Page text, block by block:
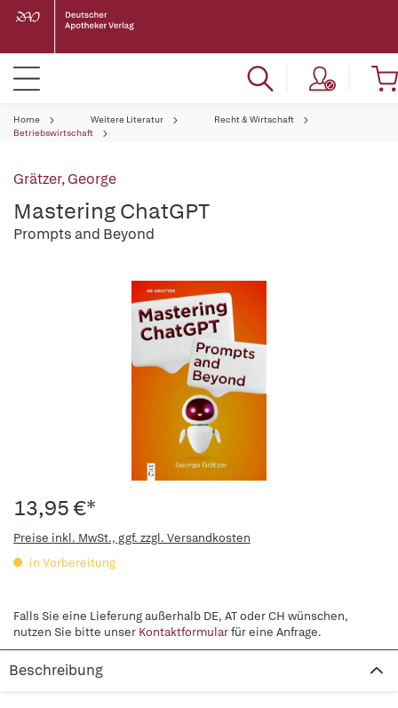
Home Weitere Literatur
Recht & Wirtschaft
Betriebswirtschaft
Grätzer, George
Mastering ChatGPT
Prompts and Beyond
13,95 €*
Preise inkl. MwSt., ggf. zzgl. Versandkosten
in Vorbereitung
Falls Sie eine Lieferung außerhalb DE, AT oder CH wünschen,
nutzen Sie bitte unser Kontaktformularfür eine Anfrage.
Beschreibung